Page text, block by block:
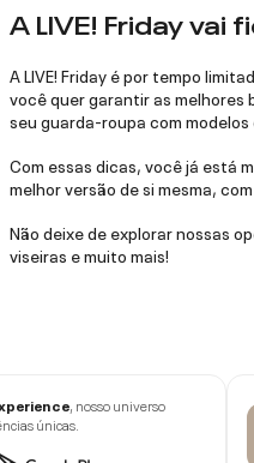
A LIVE! Friday vai
A LIVE! Friday é por tempo
você quer garantir as melhores
seu guarda-roupa com
Com essas dicas, você já está
melhor versão de si mesma, com
Não deixe de explorar nossas
viseiras e muito mais!
, nosso universo
únicas.